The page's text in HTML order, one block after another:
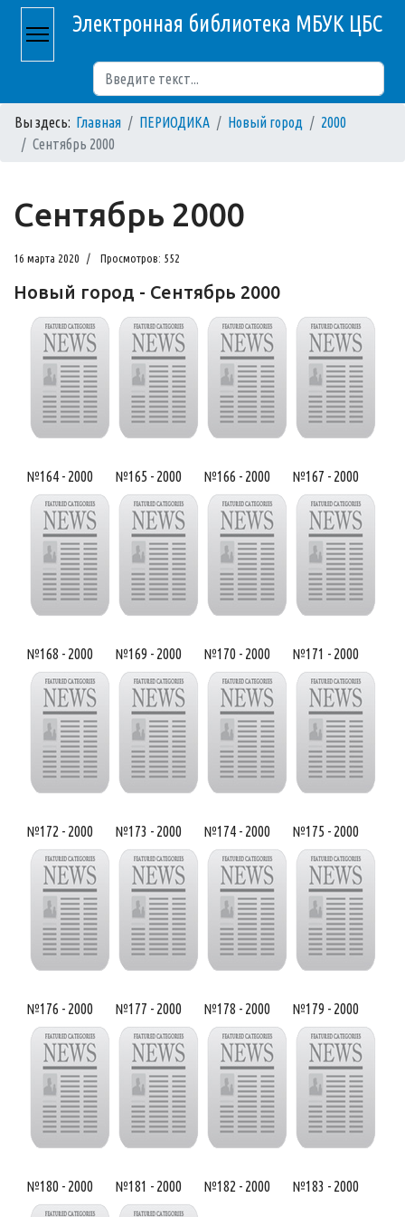
Электронная библиотека МБУК ЦБС
Вы здесь: Главная ПЕРИОДИКА Новый город
2000
Сентябрь 2000
Сентябрь 2000
16 марта 2020 Просмотров: 552
Новый город - Сентябрь 2000
№164 - 2000 №165 - 2000 №166 - 2000 №167 - 2000
№168 - 2000 №169 - 2000 №170 - 2000 №171 - 2000
№172 - 2000 №173 - 2000 №174 - 2000 №175 - 2000
№176 - 2000 №177 - 2000 №178 - 2000 №179 - 2000
№180 - 2000 №181 - 2000 №182 - 2000 №183 - 2000